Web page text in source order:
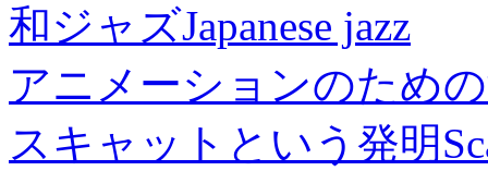
和ジャズJapanese jazz
アニメーションのため
スキャットという発明